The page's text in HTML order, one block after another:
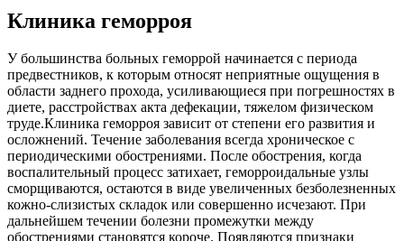
Клиника геморроя
У большинства больных геморрой начинается с периода
предвестников, к которым относят неприятные ощущения в
области заднего прохода, усиливающиеся при погрешностях в
диете, расстройствах акта дефекации, тяжелом физическом
труде.Клиника геморроя зависит от степени его развития и
осложнений. Течение заболевания всегда хроническое с
периодическими обострениями. После обострения, когда
воспалительный процесс затихает, геморроидальные узлы
сморщиваются, остаются в виде увеличенных безболезненных
кожно-слизистых складок или совершенно исчезают. При
дальнейшем течении болезни промежутки между
обострениями становятся короче. Появляются признаки